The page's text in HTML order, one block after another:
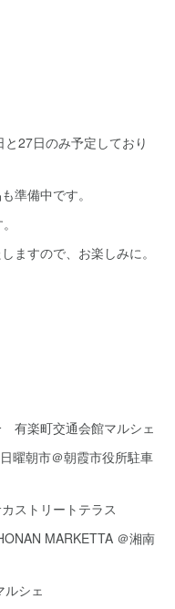
27日のみ予定しており
準備中です。
ますので、お楽しみに。
楽町交通会館マルシェ
曜朝市＠朝霞市役所駐車
ストリートテラス
MARKETTA ＠湘南
シェ